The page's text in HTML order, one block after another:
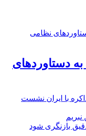
دستاوردهای